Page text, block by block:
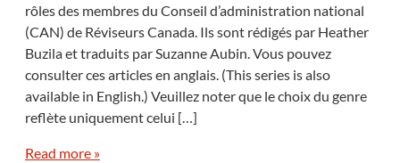
rôles des membres du Conseil d’administration national
(CAN) de Réviseurs Canada. Ils sont rédigés par Heather
Buzila et traduits par Suzanne Aubin. Vous pouvez
consulter ces articles en anglais. (This series is also
available in English.) Veuillez noter que le choix du genre
reflète uniquement celui […]
Read more »